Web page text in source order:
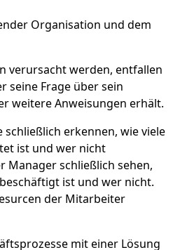
Organisation und dem
verursacht werden, entfallen
seine Frage über sein
weitere Anweisungen erhält.
erkennen, wie viele
ist und wer nicht
Manager schließlich sehen,
ist und wer nicht.
der Mitarbeiter
mit einer Lösung